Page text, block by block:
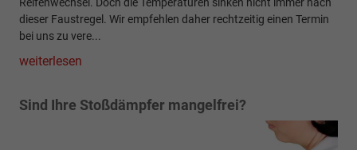
dieser Faustregel. Wir empfehlen daher rechtzeitig einen Termin
bei uns zu vere...
weiterlesen
Sind Ihre Stoßdämpfer mangelfrei?